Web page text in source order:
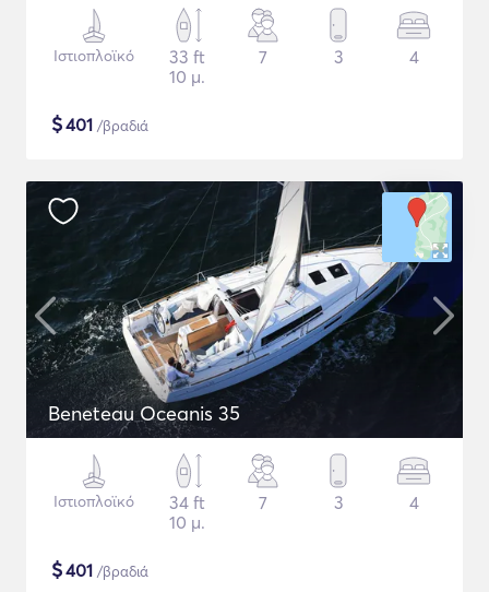
Ιστιοπλοϊκό
33 ft
10 μ.
7 3 4
$401 /βραδιά
Beneteau Oceanis 35
Ιστιοπλοϊκό
34 ft
10 μ.
7 3 4
$401 /βραδιά